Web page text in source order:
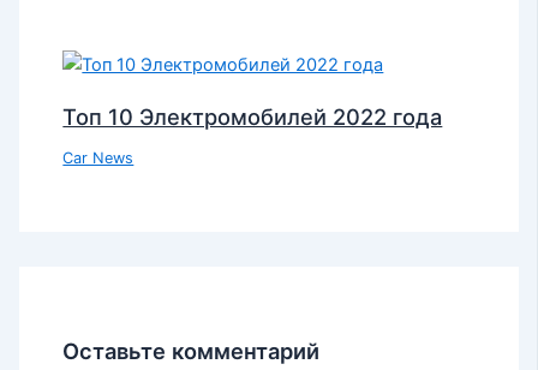
Топ 10 Электромобилей 2022 года
Car News
Оставьте комментарий